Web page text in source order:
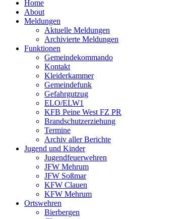
Home
About
Meldungen
Aktuelle Meldungen
Archivierte Meldungen
Funktionen
Gemeindekommando
Kontakt
Kleiderkammer
Gemeindefunk
Gefahrgutzug
ELO/ELW1
KFB Peine West FZ PR
Brandschutzerziehung
Termine
Archiv aller Berichte
Jugend und Kinder
Jugendfeuerwehren
JFW Mehrum
JFW Soßmar
KFW Clauen
KFW Mehrum
Ortswehren
Bierbergen